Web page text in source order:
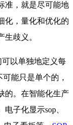
准，就是尽可能地
化，量化和优化的
歧义。
以单独地定义每
能只是单个的，
的。在智能化生产
子化显示sop、